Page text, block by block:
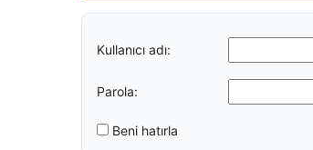
Kullanıcı adı:
Parola:
Beni hatırla